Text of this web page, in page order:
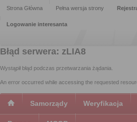
Strona Główna Pełna wersja strony
Logowanie interesanta
Błąd serwera: zLIA8
Wystąpił błąd podczas przetwarzania żądania.
An error occurred while accessing the requested
Samorządy Weryfikacja